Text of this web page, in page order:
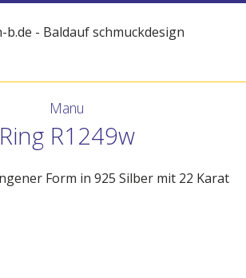
Manu
Ring R1249w